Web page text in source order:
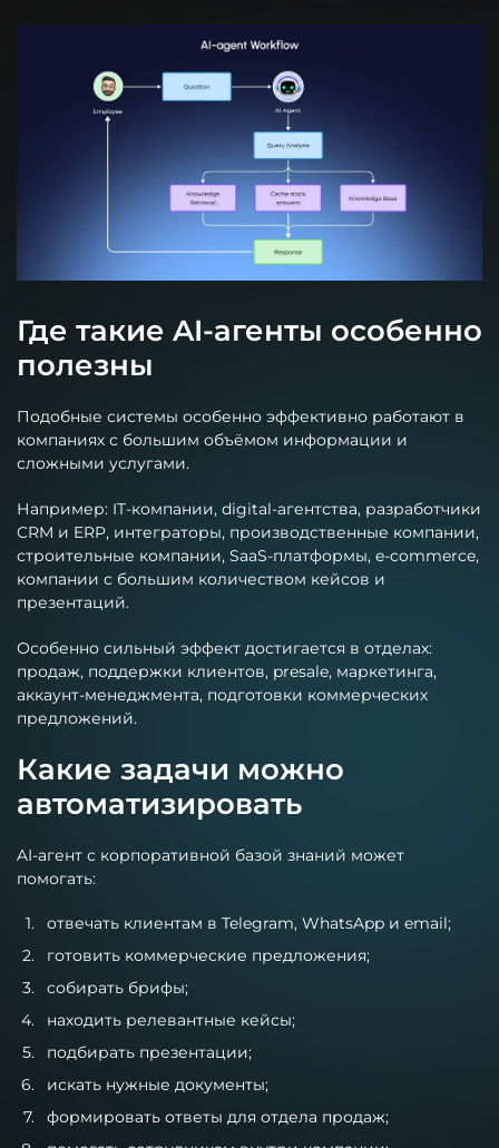
Где такие AI-агенты особенно
полезны
Подобные системы особенно эффективно работают в
компаниях с большим объёмом информации и
сложными услугами.
Например: IT-компании, digital-агентства, разработчики
CRM и ERP, интеграторы, производственные компании,
строительные компании, SaaS-платформы, e-commerce,
компании с большим количеством кейсов и
презентаций.
Особенно сильный эффект достигается в отделах:
продаж, поддержки клиентов, presale, маркетинга,
аккаунт-менеджмента, подготовки коммерческих
предложений.
Какие задачи можно
автоматизировать
AI-агент с корпоративной базой знаний может
помогать:
отвечать клиентам в Telegram, WhatsApp и email;
готовить коммерческие предложения;
собирать брифы;
находить релевантные кейсы;
подбирать презентации;
искать нужные документы;
формировать ответы для отдела продаж;